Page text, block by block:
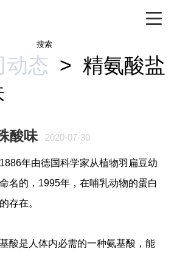
搜索
动态 > 精氨酸盐
酸味 2020-07-30
1886年由德国科学家从植物羽扁豆幼
名的， 1995年，在哺乳动物的蛋白
存在。
酸是人体内必需的一种氨基酸，能